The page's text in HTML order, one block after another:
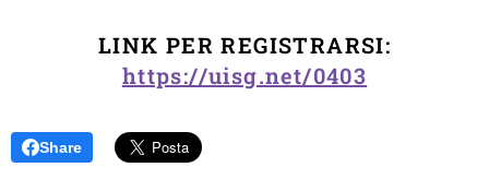
LINK PER REGISTRARSI:
https://uisg.net/0403
Share